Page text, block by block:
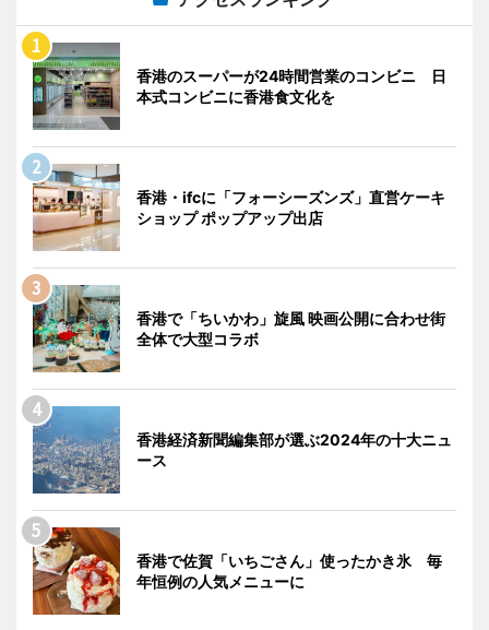
香港のスーパーが24時間営業のコンビニ 日
本式コンビニに香港食文化を
香港・ifcに「フォーシーズンズ」直営ケーキ
ショップ ポップアップ出店
香港で「ちいかわ」旋風 映画公開に合わせ街
全体で大型コラボ
香港経済新聞編集部が選ぶ2024年の十大ニュ
ース
香港で佐賀「いちごさん」使ったかき氷 毎
年恒例の人気メニューに